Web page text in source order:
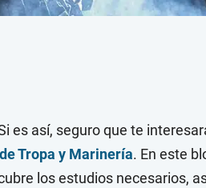
es así, seguro que te
Tropa y Marinería. En este
los estudios necesarios,